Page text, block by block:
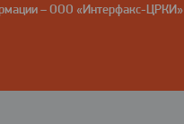
– ООО «Интерфакс-ЦРКИ»